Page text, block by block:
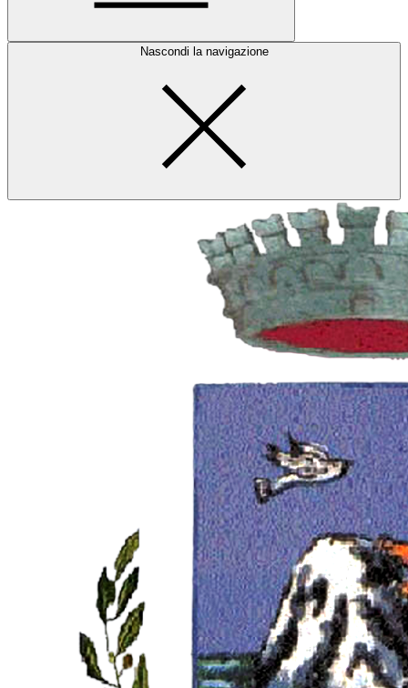
Nascondi la navigazione